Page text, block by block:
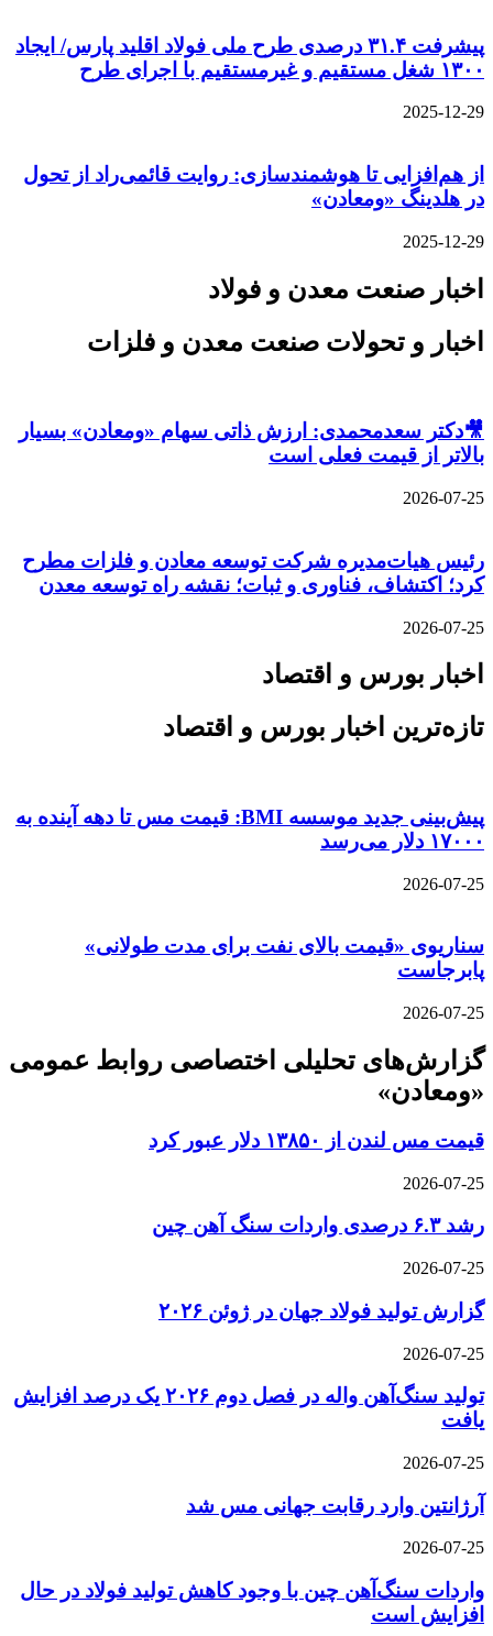
پیشرفت ۳۱.۴ درصدی طرح ملی فولاد اقلید پارس/ ایجاد
۱۳۰۰ شغل مستقیم و غیرمستقیم با اجرای طرح
2025-12-29
از هم‌افزایی تا هوشمندسازی: روایت قائمی‌راد از تحول
در هلدینگ «ومعادن»
2025-12-29
اخبار صنعت معدن و فولاد
اخبار و تحولات صنعت معدن و فلزات
🎥دکتر سعدمحمدی: ارزش ذاتی سهام «ومعادن» بسیار
بالاتر از قیمت فعلی است
2026-07-25
رئیس هیات‌مدیره شرکت توسعه معادن و فلزات مطرح
کرد؛ اکتشاف، فناوری و ثبات؛ نقشه راه توسعه معدن
2026-07-25
اخبار بورس و اقتصاد
تازه‌ترین اخبار بورس و اقتصاد
پیش‌بینی جدید موسسه BMI: قیمت مس تا دهه آینده به
۱۷۰۰۰ دلار می‌رسد
2026-07-25
سناریوی «قیمت بالای نفت برای مدت طولانی»
پابرجاست
2026-07-25
گزارش‌های تحلیلی اختصاصی روابط عمومی
«ومعادن»
قیمت مس لندن از ۱۳۸۵۰ دلار عبور کرد
2026-07-25
رشد ۶.۳ درصدی واردات سنگ آهن چین
2026-07-25
گزارش تولید فولاد جهان در ژوئن ۲۰۲۶
2026-07-25
تولید سنگ‌آهن واله در فصل دوم ۲۰۲۶ یک درصد افزایش
یافت
2026-07-25
آرژانتین وارد رقابت جهانی مس شد
2026-07-25
واردات سنگ‌آهن چین با وجود کاهش تولید فولاد در حال
افزایش است